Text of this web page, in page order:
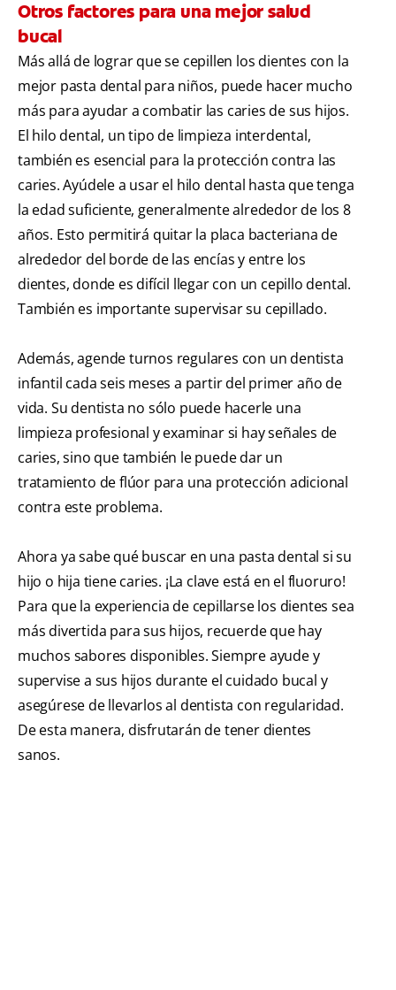
Otros factores para una mejor salud
bucal
Más allá de lograr que se cepillen los dientes con la
mejor pasta dental para niños, puede hacer mucho
más para ayudar a combatir las caries de sus hijos.
El hilo dental, un tipo de limpieza interdental,
también es esencial para la protección contra las
caries. Ayúdele a usar el hilo dental hasta que tenga
la edad suficiente, generalmente alrededor de los 8
años. Esto permitirá quitar la placa bacteriana de
alrededor del borde de las encías y entre los
dientes, donde es difícil llegar con un cepillo dental.
También es importante supervisar su cepillado.
Además, agende turnos regulares con un dentista
infantil cada seis meses a partir del primer año de
vida. Su dentista no sólo puede hacerle una
limpieza profesional y examinar si hay señales de
caries, sino que también le puede dar un
tratamiento de flúor para una protección adicional
contra este problema.
Ahora ya sabe qué buscar en una pasta dental si su
hijo o hija tiene caries. ¡La clave está en el fluoruro!
Para que la experiencia de cepillarse los dientes sea
más divertida para sus hijos, recuerde que hay
muchos sabores disponibles. Siempre ayude y
supervise a sus hijos durante el cuidado bucal y
asegúrese de llevarlos al dentista con regularidad.
De esta manera, disfrutarán de tener dientes
sanos.